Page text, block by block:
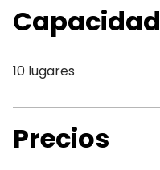
Capacidad
10 lugares
Precios